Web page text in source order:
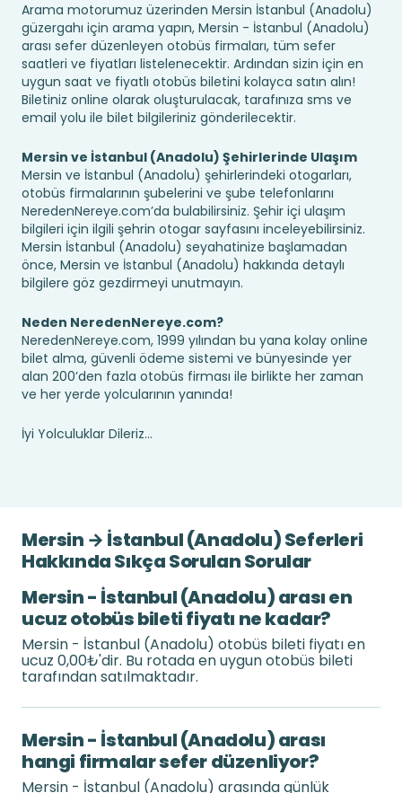
Arama motorumuz üzerinden Mersin İstanbul (Anadolu)
güzergahı için arama yapın, Mersin - İstanbul (Anadolu)
arası sefer düzenleyen otobüs firmaları, tüm sefer
saatleri ve fiyatları listelenecektir. Ardından sizin için en
uygun saat ve fiyatlı otobüs biletini kolayca satın alın!
Biletiniz online olarak oluşturulacak, tarafınıza sms ve
email yolu ile bilet bilgileriniz gönderilecektir.
Mersin ve İstanbul (Anadolu) Şehirlerinde Ulaşım
Mersin ve İstanbul (Anadolu) şehirlerindeki otogarları,
otobüs firmalarının şubelerini ve şube telefonlarını
NeredenNereye.com’da bulabilirsiniz. Şehir içi ulaşım
bilgileri için ilgili şehrin otogar sayfasını inceleyebilirsiniz.
Mersin İstanbul (Anadolu) seyahatinize başlamadan
önce, Mersin ve İstanbul (Anadolu) hakkında detaylı
bilgilere göz gezdirmeyi unutmayın.
Neden NeredenNereye.com?
NeredenNereye.com, 1999 yılından bu yana kolay online
bilet alma, güvenli ödeme sistemi ve bünyesinde yer
alan 200’den fazla otobüs firması ile birlikte her zaman
ve her yerde yolcularının yanında!
İyi Yolculuklar Dileriz...
Mersin → İstanbul (Anadolu) Seferleri
Hakkında Sıkça Sorulan Sorular
Mersin - İstanbul (Anadolu) arası en
ucuz otobüs bileti fiyatı ne kadar?
Mersin - İstanbul (Anadolu) otobüs bileti fiyatı en
ucuz 0,00₺'dir. Bu rotada en uygun otobüs bileti
tarafından satılmaktadır.
Mersin - İstanbul (Anadolu) arası
hangi firmalar sefer düzenliyor?
Mersin - İstanbul (Anadolu) arasında günlük